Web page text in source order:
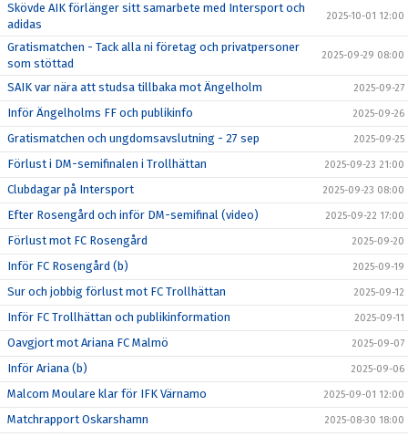
Skövde AIK förlänger sitt samarbete med Intersport och
adidas
2025-10-01 12:00
Gratismatchen - Tack alla ni företag och privatpersoner
som stöttad
2025-09-29 08:00
SAIK var nära att studsa tillbaka mot Ängelholm 2025-09-27
Inför Ängelholms FF och publikinfo 2025-09-26
Gratismatchen och ungdomsavslutning - 27 sep 2025-09-25
Förlust i DM-semifinalen i Trollhättan 2025-09-23 21:00
Clubdagar på Intersport 2025-09-23 08:00
Efter Rosengård och inför DM-semifinal (video) 2025-09-22 17:00
Förlust mot FC Rosengård 2025-09-20
Inför FC Rosengård (b) 2025-09-19
Sur och jobbig förlust mot FC Trollhättan 2025-09-12
Inför FC Trollhättan och publikinformation 2025-09-11
Oavgjort mot Ariana FC Malmö 2025-09-07
Inför Ariana (b) 2025-09-06
Malcom Moulare klar för IFK Värnamo 2025-09-01 12:00
Matchrapport Oskarshamn 2025-08-30 18:00